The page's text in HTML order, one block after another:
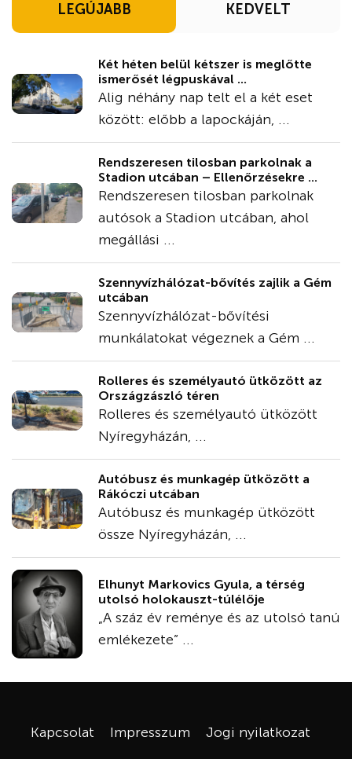
LEGÚJABB KEDVELT
Két héten belül kétszer is meglőtte
ismerősét légpuskával ...
Alig néhány nap telt el a két eset
között: előbb a lapockáján, ...
Rendszeresen tilosban parkolnak a
Stadion utcában – Ellenőrzésekre ...
Rendszeresen tilosban parkolnak
autósok a Stadion utcában, ahol
megállási ...
Szennyvízhálózat-bővítés zajlik a Gém
utcában
Szennyvízhálózat-bővítési
munkálatokat végeznek a Gém ...
Rolleres és személyautó ütközött az
Országzászló téren
Rolleres és személyautó ütközött
Nyíregyházán, ...
Autóbusz és munkagép ütközött a
Rákóczi utcában
Autóbusz és munkagép ütközött
össze Nyíregyházán, ...
Elhunyt Markovics Gyula, a térség
utolsó holokauszt-túlélője
„A száz év reménye és az utolsó tanú
emlékezete” ...
Kapcsolat Impresszum Jogi nyilatkozat